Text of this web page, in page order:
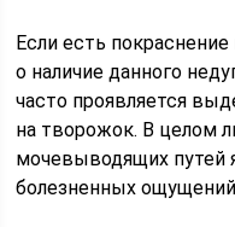
Если есть
о наличие данного
часто проявляется
на творожок. В целом
мочевыводящих путей
болезненных